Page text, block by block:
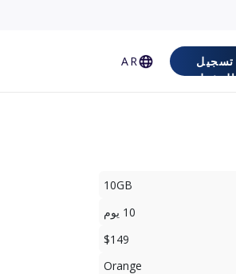
تسجيل
الدخول
AR
10GB
10 يوم
$149
Orange